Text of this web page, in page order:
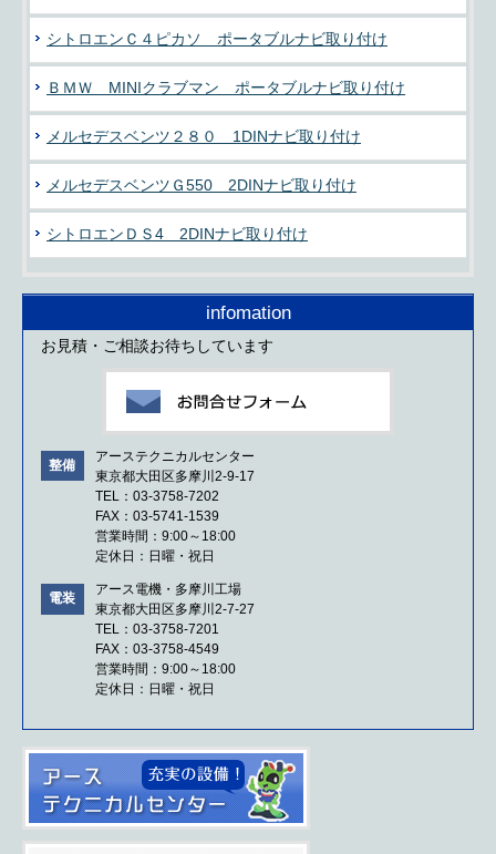
シトロエンＣ４ピカソ ポータブルナビ取り付け
ＢＭＷ MINIクラブマン ポータブルナビ取り付け
メルセデスベンツ２８０ 1DINナビ取り付け
メルセデスベンツＧ550 2DINナビ取り付け
シトロエンＤＳ4 2DINナビ取り付け
infomation
お見積・ご相談お待ちしています
整備
アーステクニカルセンター
東京都大田区多摩川2-9-17
TEL：03-3758-7202
FAX：03-5741-1539
営業時間：9:00～18:00
定休日：日曜・祝日
電装
アース電機・多摩川工場
東京都大田区多摩川2-7-27
TEL：03-3758-7201
FAX：03-3758-4549
営業時間：9:00～18:00
定休日：日曜・祝日